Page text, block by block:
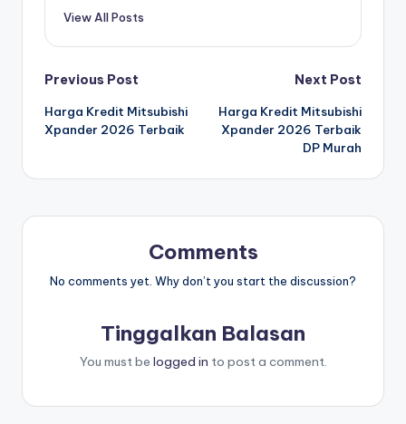
View All Posts
Post
navigation
Previous Post
Harga Kredit Mitsubishi
Xpander 2026 Terbaik
Next Post
Harga Kredit Mitsubishi
Xpander 2026 Terbaik
DP Murah
Comments
No comments yet. Why don’t you start the discussion?
Tinggalkan Balasan
You must be logged in to post a comment.